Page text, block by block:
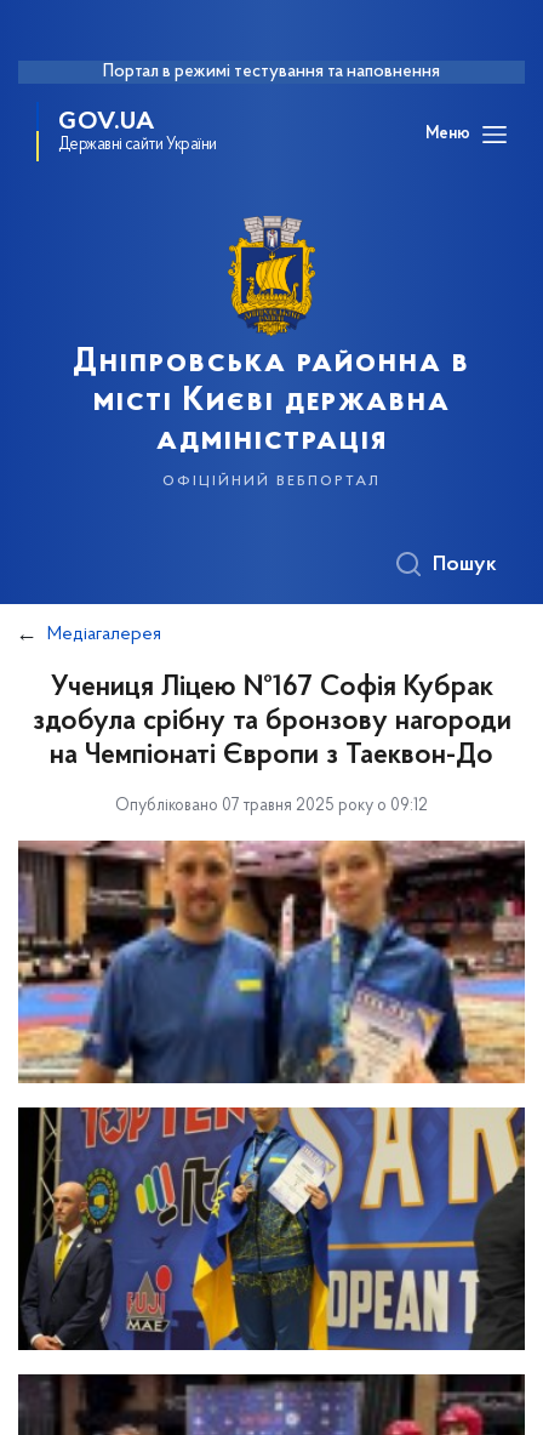
Портал в режимі тестування та наповнення
GOV.UA
Державні сайти України
Меню
Дніпровська районна в
місті Києві державна
адміністрація
офіційний вебпортал
Пошук
Медіагалерея
Учениця Ліцею №167 Софія Кубрак
здобула срібну та бронзову нагороди
на Чемпіонаті Європи з Таеквон-До
Опубліковано 07 травня 2025 року о 09:12